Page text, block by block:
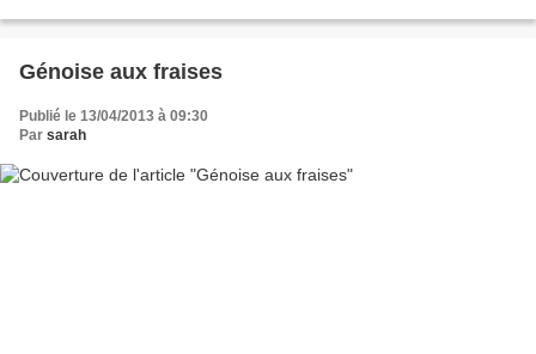
Génoise aux fraises
Publié le 13/04/2013 à 09:30
Par sarah